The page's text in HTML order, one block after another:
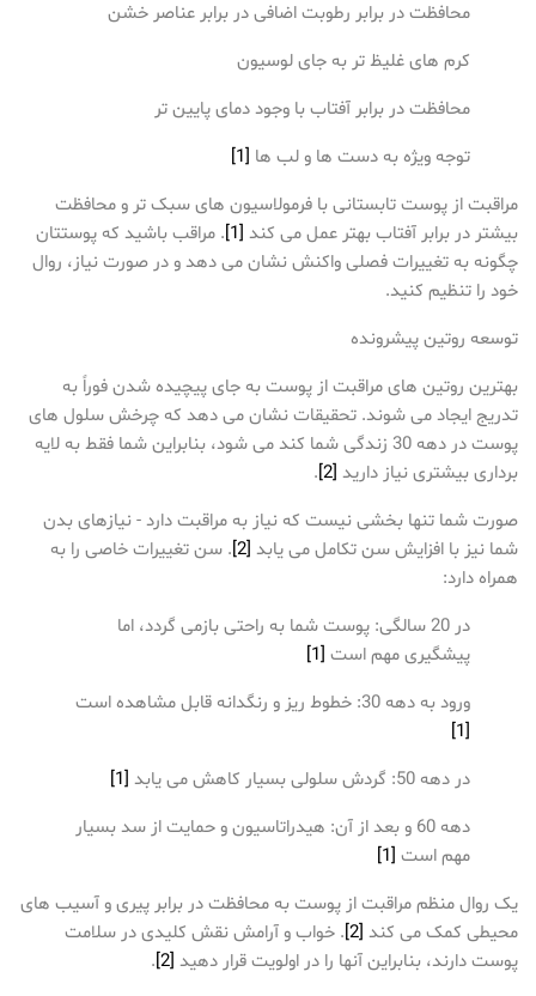
محافظت در برابر رطوبت اضافی در برابر عناصر خشن
کرم های غلیظ تر به جای لوسیون
محافظت در برابر آفتاب با وجود دمای پایین تر
توجه ویژه به دست ها و لب ها [1]
مراقبت از پوست تابستانی با فرمولاسیون های سبک تر و محافظت
بیشتر در برابر آفتاب بهتر عمل می کند [1]
. مراقب باشید که پوستتان
چگونه به تغییرات فصلی واکنش نشان می دهد و در صورت نیاز، روال
خود را تنظیم کنید.
توسعه روتین پیشرونده
بهترین روتین های مراقبت از پوست به جای پیچیده شدن فوراً به
تدریج ایجاد می شوند. تحقیقات نشان می دهد که چرخش سلول های
پوست در دهه 30 زندگی شما کند می شود، بنابراین شما فقط به لایه
برداری بیشتری نیاز دارید [2]
.
صورت شما تنها بخشی نیست که نیاز به مراقبت دارد - نیازهای بدن
شما نیز با افزایش سن تکامل می یابد [2]
. سن تغییرات خاصی را به
همراه دارد:
در 20 سالگی: پوست شما به راحتی بازمی گردد، اما
پیشگیری مهم است [1]
ورود به دهه 30: خطوط ریز و رنگدانه قابل مشاهده است
[1]
در دهه 50: گردش سلولی بسیار کاهش می یابد
[1]
دهه 60 و بعد از آن: هیدراتاسیون و حمایت از سد بسیار
مهم است [1]
یک روال منظم مراقبت از پوست به محافظت در برابر پیری و آسیب های
محیطی کمک می کند [2]
. خواب و آرامش نقش کلیدی در سلامت
پوست دارند، بنابراین آنها را در اولویت قرار دهید [2]
.